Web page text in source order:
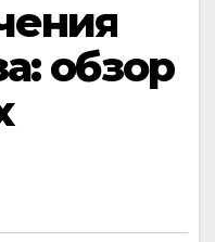
обзор